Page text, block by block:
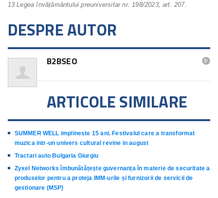
13 Legea învățământului preuniversitar nr. 198/2023, art. 207.
DESPRE AUTOR
B2BSEO 
ARTICOLE SIMILARE
SUMMER WELL implineste 15 ani. Festivalul care a transformat
muzica intr-un univers cultural revine in august
Tractari auto Bulgaria Giurgiu
Zyxel Networks îmbunătățește guvernanța în materie de securitate a
produselor pentru a proteja IMM-urile și furnizorii de servicii de
gestionare (MSP)